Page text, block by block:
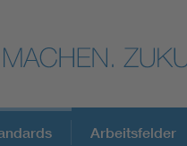
Arbeitsfelder